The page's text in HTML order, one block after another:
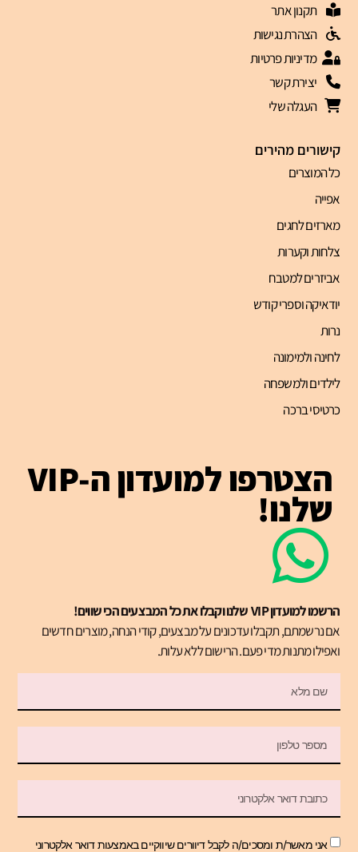
קישורים מהירים
כל המוצרים
אפייה
מארזים לחגים
צלחות וקערות
אביזרים למטבח
יודאיקה וספרי קודש
נרות
לחינה ולמימונה
לילדים ולמשפחה
כרטיסי ברכה
תקנון אתר
הצהרת נגישות
מדיניות פרטיות
יצירת קשר
העגלה שלי
הצטרפו למועדון ה-VIP
שלנו!
הרשמו למועדון VIP שלנו וקבלו את כל המבצעים הכי שווים!
אם נרשמתם, תקבלו עדכונים על מבצעים, קודי הנחה, מוצרים חדשים
ואפילו מתנות מדי פעם. הרישום ללא עלות.
אני מאשר/ת ומסכים/ה לקבל דיוורים שיווקיים באמצעות דואר אלקטרוני